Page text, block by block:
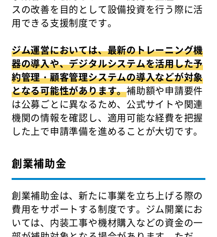
スの改善を目的として設備投資を行う際に活
用できる支援制度です。
ジム運営においては、最新のトレーニング機
器の導入や、デジタルシステムを活用した予
約管理・顧客管理システムの導入などが対象
となる可能性があります。補助額や申請要件
は公募ごとに異なるため、公式サイトや関連
機関の情報を確認し、適用可能な経費を把握
した上で申請準備を進めることが大切です。
創業補助金
創業補助金は、新たに事業を立ち上げる際の
費用をサポートする制度です。ジム開業にお
いては、内装工事や機材購入などの資金の一